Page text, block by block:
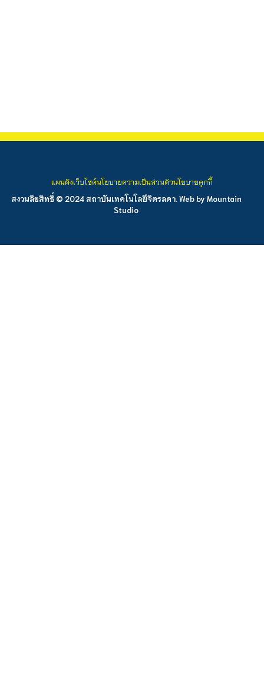
สงวนลิขสิทธิ์ © 2024 สถาบันเทคโนโลยีจิตรลดา. Web by Mountain
Studio
แผนผังเว็บไซต์นโยบายความเป็นส่วนตัวนโยบายคุกกี้